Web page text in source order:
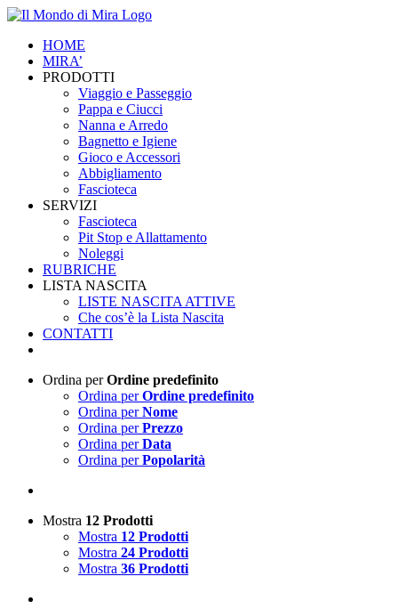
Salta
contenutoHOME
MIRA’
PRODOTTI
Viaggio e Passeggio
Pappa e Ciucci
Nanna e Arredo
Bagnetto e Igiene
Gioco e Accessori
Abbigliamento
Fascioteca
SERVIZI
Fascioteca
Pit Stop e Allattamento
Noleggi
RUBRICHE
LISTA NASCITA
LISTE NASCITA ATTIVE
Che cos’è la Lista Nascita
CONTATTI
Ordina perOrdine predefinito
Ordina perOrdine predefinito
Ordina perNome
Ordina perPrezzo
Ordina perData
Ordina perPopolarità
Mostra 12 Prodotti
Mostra 12 Prodotti
Mostra 24 Prodotti
Mostra 36 Prodotti